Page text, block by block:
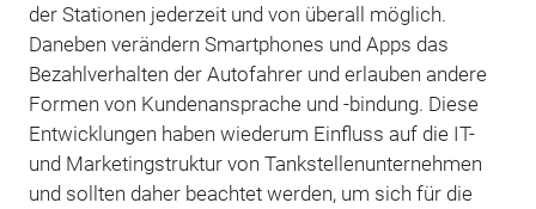
der Stationen jederzeit und von überall möglich.
Daneben verändern Smartphones und Apps das
Bezahlverhalten der Autofahrer und erlauben andere
Formen von Kundenansprache und -bindung. Diese
Entwicklungen haben ­wiederum Einfluss auf die IT-
und Marketingstruktur von Tankstellenunternehmen
und sollten daher beachtet werden, um sich für die